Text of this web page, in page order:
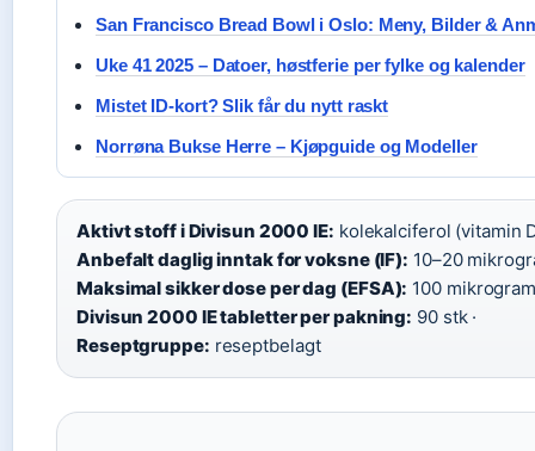
San Francisco Bread Bowl i Oslo: Meny, Bilder &
Uke 41 2025 – Datoer, høstferie per fylke og kalender
Mistet ID-kort? Slik får du nytt raskt
Norrøna Bukse Herre – Kjøpguide og Modeller
Aktivt stoff i Divisun 2000 IE: kolekalciferol (vitamin
Anbefalt daglig inntak for voksne (IF): 10–20
Maksimal sikker dose per dag (EFSA): 100
Divisun 2000 IE tabletter per pakning: 90 stk ·
Reseptgruppe: reseptbelagt